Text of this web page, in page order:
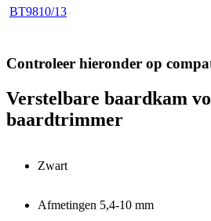
BT9810/13
Controleer hieronder op
Verstelbare baardkam
baardtrimmer
Zwart
Afmetingen 5,4-10 mm